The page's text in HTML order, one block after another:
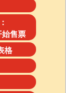
始售票
格